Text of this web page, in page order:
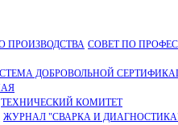
ПРОИЗВОДСТВА СОВЕТ ПО
ДОБРОВОЛЬНОЙ
ТЕХНИЧЕСКИЙ КОМИТЕТ
ЖУРНАЛ "СВАРКА И